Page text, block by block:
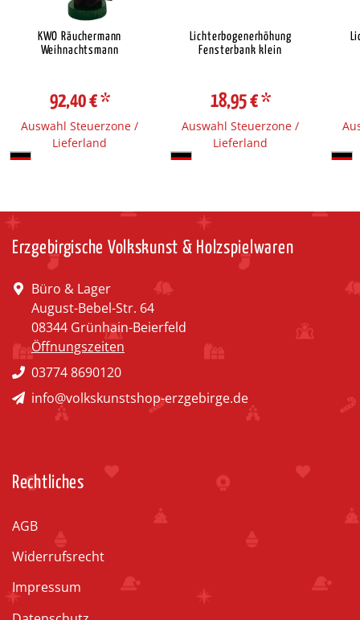
KWO Räuchermann
Weihnachtsmann
92,40 €*
Auswahl Steuerzone /
Lieferland
Lichterbogenerhöhung
Fensterbank klein
18,95 €*
Auswahl Steuerzone /
Lieferland
Erzgebirgische Volkskunst & Holzspielwaren
Büro & Lager
August-Bebel-Str. 64
08344 Grünhain-Beierfeld
Öffnungszeiten
03774 8690120
info@volkskunstshop-erzgebirge.de
Rechtliches
AGB
Widerrufsrecht
Impressum